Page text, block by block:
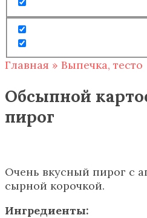
Главная » Выпечка, тесто
Обсыпной
пирог
Очень вкусный пирог с
сырной корочкой.
Ингредиенты: